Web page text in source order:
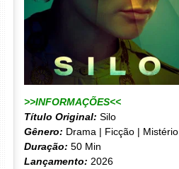
>>INFORMAÇÕES<<
Título Original: Silo
Gênero: Drama | Ficção | Mistério
Duração: 50 Min
Lançamento: 2026